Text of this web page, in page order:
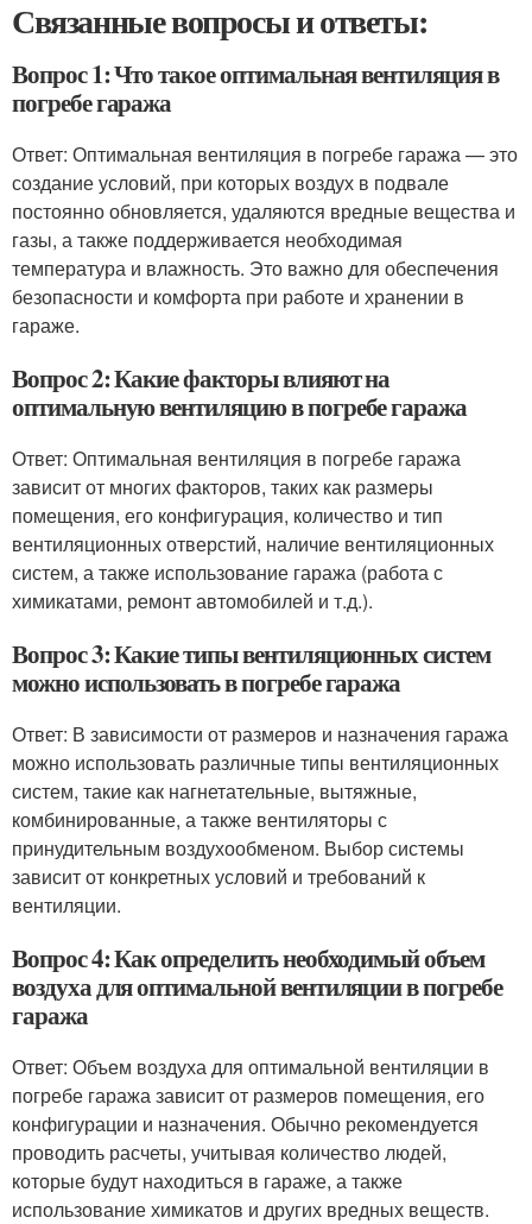
Связанные вопросы и ответы:
Вопрос 1: Что такое оптимальная вентиляция в
погребе гаража
Ответ: Оптимальная вентиляция в погребе гаража — это
создание условий, при которых воздух в подвале
постоянно обновляется, удаляются вредные вещества и
газы, а также поддерживается необходимая
температура и влажность. Это важно для обеспечения
безопасности и комфорта при работе и хранении в
гараже.
Вопрос 2: Какие факторы влияют на
оптимальную вентиляцию в погребе гаража
Ответ: Оптимальная вентиляция в погребе гаража
зависит от многих факторов, таких как размеры
помещения, его конфигурация, количество и тип
вентиляционных отверстий, наличие вентиляционных
систем, а также использование гаража (работа с
химикатами, ремонт автомобилей и т.д.).
Вопрос 3: Какие типы вентиляционных систем
можно использовать в погребе гаража
Ответ: В зависимости от размеров и назначения гаража
можно использовать различные типы вентиляционных
систем, такие как нагнетательные, вытяжные,
комбинированные, а также вентиляторы с
принудительным воздухообменом. Выбор системы
зависит от конкретных условий и требований к
вентиляции.
Вопрос 4: Как определить необходимый объем
воздуха для оптимальной вентиляции в погребе
гаража
Ответ: Объем воздуха для оптимальной вентиляции в
погребе гаража зависит от размеров помещения, его
конфигурации и назначения. Обычно рекомендуется
проводить расчеты, учитывая количество людей,
которые будут находиться в гараже, а также
использование химикатов и других вредных веществ.